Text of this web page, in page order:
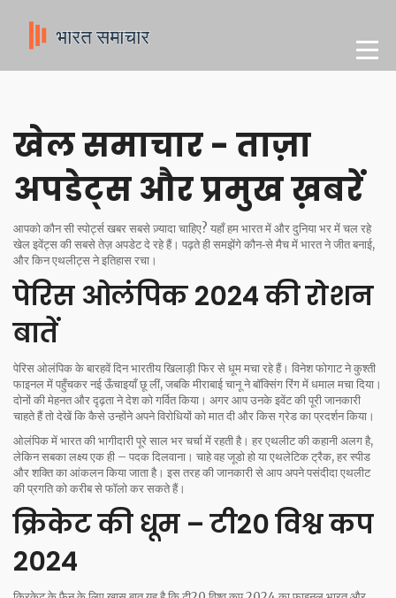
खेल समाचार - ताज़ा
अपडेट्स और प्रमुख ख़बरें
आपको कौन सी स्पोर्ट्स खबर सबसे ज़्यादा चाहिए? यहाँ हम भारत में और दुनिया भर में चल रहे
खेल इवेंट्स की सबसे तेज़ अपडेट दे रहे हैं। पढ़ते ही समझेंगे कौन‑से मैच में भारत ने जीत बनाई,
और किन एथलीट्स ने इतिहास रचा।
पेरिस ओलंपिक 2024 की रोशन
बातें
पेरिस ओलंपिक के बारहवें दिन भारतीय खिलाड़ी फिर से धूम मचा रहे हैं। विनेश फोगाट ने कुश्ती
फाइनल में पहुँचकर नई ऊँचाइयाँ छू लीं, जबकि मीराबाई चानू ने बॉक्सिंग रिंग में धमाल मचा दिया।
दोनों की मेहनत और दृढ़ता ने देश को गर्वित किया। अगर आप उनके इवेंट की पूरी जानकारी
चाहते हैं तो देखें कि कैसे उन्होंने अपने विरोधियों को मात दी और किस ग्रेड का प्रदर्शन किया।
ओलंपिक में भारत की भागीदारी पूरे साल भर चर्चा में रहती है। हर एथलीट की कहानी अलग है,
लेकिन सबका लक्ष्य एक ही – पदक दिलवाना। चाहे वह जूडो हो या एथलेटिक ट्रैक, हर स्पीड
और शक्ति का आंकलन किया जाता है। इस तरह की जानकारी से आप अपने पसंदीदा एथलीट
की प्रगति को करीब से फॉलो कर सकते हैं।
क्रिकेट की धूम – टी20 विश्व कप
2024